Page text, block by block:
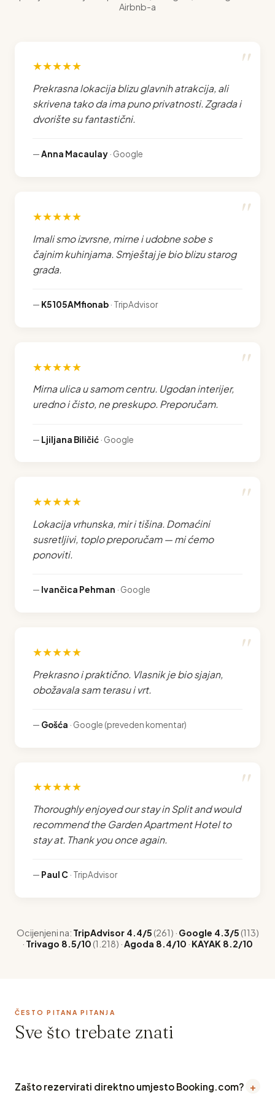
Airbnb-a
★★★★★
Prekrasna lokacija blizu glavnih atrakcija, ali
skrivena tako da ima puno privatnosti. Zgrada i
dvorište su fantastični.
—Anna Macaulay· Google
★★★★★
Imali smo izvrsne, mirne i udobne sobe s
čajnim kuhinjama. Smještaj je bio blizu starog
grada.
— K5105AMfionab· TripAdvisor
★★★★★
Mirna ulica u samom centru. Ugodan interijer,
uredno i čisto, ne preskupo. Preporučam.
— Ljiljana Biličić· Google
★★★★★
Lokacija vrhunska, mir i tišina. Domaćini
susretljivi, toplo preporučam — mi ćemo
ponoviti.
— Ivančica Pehman · Google
★★★★★
Prekrasno i praktično. Vlasnik je bio sjajan,
obožavala sam terasu i vrt.
— Gošća · Google (preveden komentar)
★★★★★
Thoroughly enjoyed our stay in Split and would
recommend the Garden Apartment Hotel to
stay at. Thank you once again.
— Paul C· TripAdvisor
Ocijenjeni na: TripAdvisor 4.4/5(261) · Google 4.3/5(113)
· Trivago 8.5/10(1.218) ·Agoda 8.4/10 · KAYAK 8.2/10
ČESTO PITANA PITANJA
Sve što trebate znati
Zašto rezervirati direktno umjesto Booking.com? +